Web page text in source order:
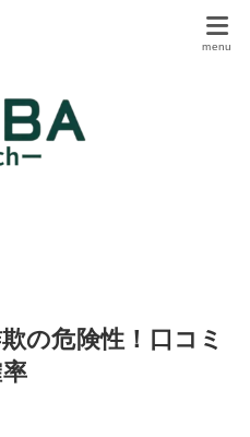
の危険性！口コミ